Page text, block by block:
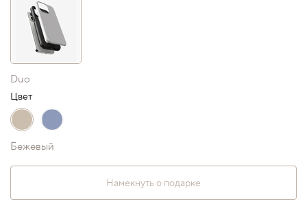
Duo
Цвет
Бежевый
Намекнуть о подарке